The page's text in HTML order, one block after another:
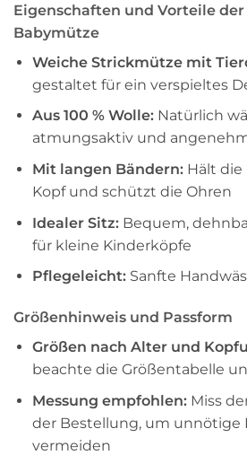
Eigenschaften und Vorteile
Babymütze
Weiche Strickmütze mit
gestaltet für ein verspieltes
Aus 100 % Wolle:Natürlich
atmungsaktiv und
Mit langen Bändern:Hält die
Kopf und schützt die Ohren
Idealer Sitz:Bequem,
für kleine Kinderköpfe
Pflegeleicht:Sanfte
Größenhinweis und Passform
Größen nach Alter und
beachte die Größentabelle
Messung empfohlen:Miss
der Bestellung, um unnötige
vermeiden